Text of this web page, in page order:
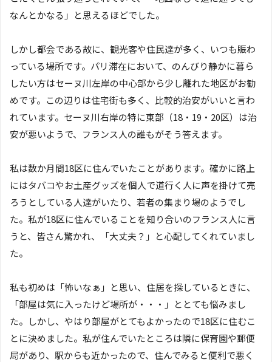
なんとかなる」と思えるほどでした。
しかし都会である故に、観光客や住民達が多く、いつも賑わ
っている場所です。パリ滞在において、のんびり静かに暮ら
したい方はセーヌ川左岸の中心部から少し離れた地区がお勧
めです。この辺りは住宅街も多く、比較的治安がいいと言わ
れています。セーヌ川右岸の特に東部（18・19・20区）は治
安が悪いようで、フランス人の誰もがそう答えます。
私は数か月間18区に住んでいたことがあります。確かに路上
にはタバコやお土産グッズを個人で道行く人に声を掛けて売
ろうとしている人達がいたり、若者の集まり場のようでし
た。私が18区に住んでいることを知り合いのフランス人に言
うと、皆さん驚かれ、「大丈夫？」と心配してくれていまし
た。
私も初めは「怖いなぁ」と思い、住居を探しているときに、
「部屋は気に入ったけど場所が・・・」ととても悩みまし
た。しかし、やはり部屋がとてもよかったので18区に住むこ
とに決めました。私が住んでいたところは隣に保育園や郵便
局があり、駅からも近かったので、住んでみると便利で悪く